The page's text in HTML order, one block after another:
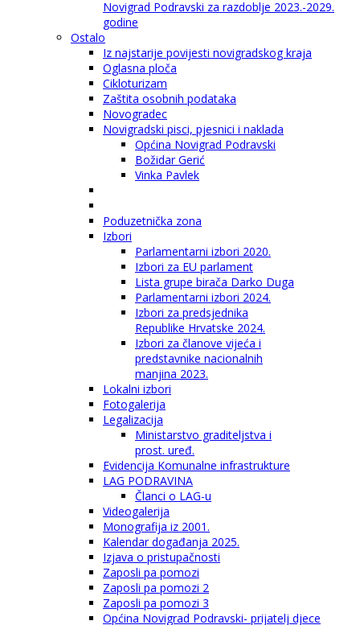
Novigrad Podravski za razdoblje 2023.-2029.
godine
Ostalo
Iz najstarije povijesti novigradskog kraja
Oglasna ploča
Cikloturizam
Zaštita osobnih podataka
Novogradec
Novigradski pisci, pjesnici i naklada
Općina Novigrad Podravski
Božidar Gerić
Vinka Pavlek
Poduzetnička zona
Izbori
Parlamentarni izbori 2020.
Izbori za EU parlament
Lista grupe birača Darko Duga
Parlamentarni izbori 2024.
Izbori za predsjednika
Republike Hrvatske 2024.
Izbori za članove vijeća i
predstavnike nacionalnih
manjina 2023.
Lokalni izbori
Fotogalerija
Legalizacija
Ministarstvo graditeljstva i
prost. uređ.
Evidencija Komunalne infrastrukture
LAG PODRAVINA
Članci o LAG-u
Videogalerija
Monografija iz 2001.
Kalendar događanja 2025.
Izjava o pristupačnosti
Zaposli pa pomozi
Zaposli pa pomozi 2
Zaposli pa pomozi 3
Općina Novigrad Podravski- prijatelj djece